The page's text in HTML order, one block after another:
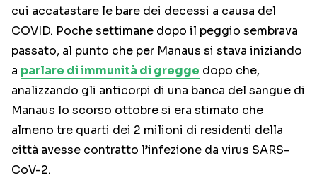
cui accatastare le bare dei decessi a causa del
COVID. Poche settimane dopo il peggio sembrava
passato, al punto che per Manaus si stava iniziando
a parlare di immunità di gregge dopo che,
analizzando gli anticorpi di una banca del sangue di
Manaus lo scorso ottobre si era stimato che
almeno tre quarti dei 2 milioni di residenti della
città avesse contratto l’infezione da virus SARS-
CoV-2.